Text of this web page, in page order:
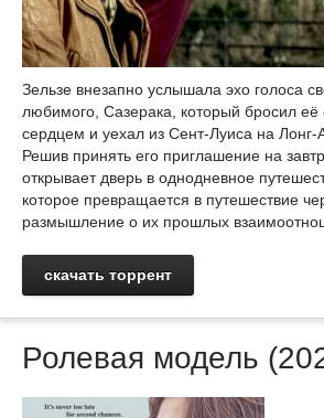
Зельзе внезапно услышала эхо голоса
любимого, Сазерака, который бросил её
сердцем и уехал из Сент-Луиса на Лонг-
Решив принять его приглашение на
открывает дверь в однодневное
которое превращается в путешествие
размышление о их прошлых
скачать торрент
Ролевая модель